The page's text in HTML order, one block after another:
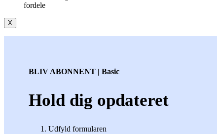
fordele
X
BLIV ABONNENT | Basic
Hold dig opdateret
Udfyld formularen